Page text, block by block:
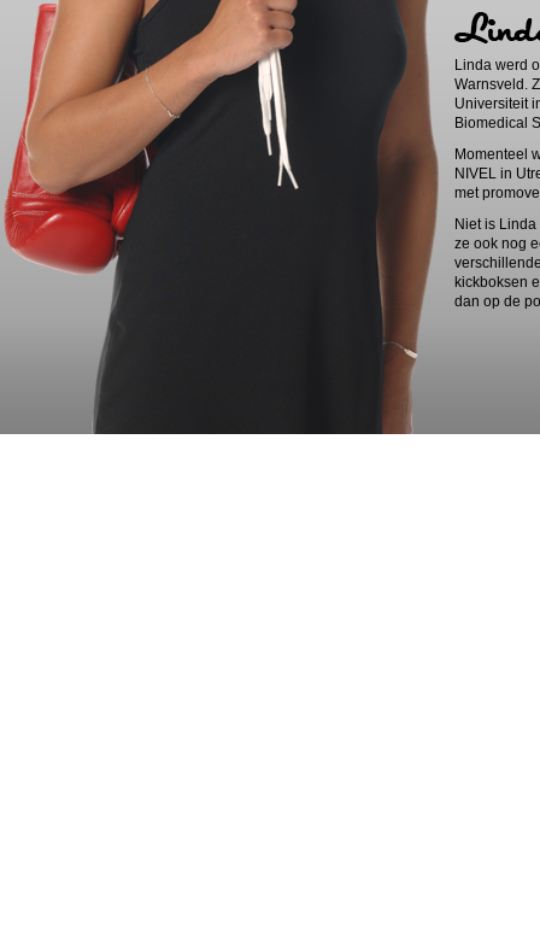
Linda werd
Warnsveld.
Universiteit
Biomedical
Momenteel
NIVEL in
met
Niet is
ze ook nog
kickboksen
dan op de